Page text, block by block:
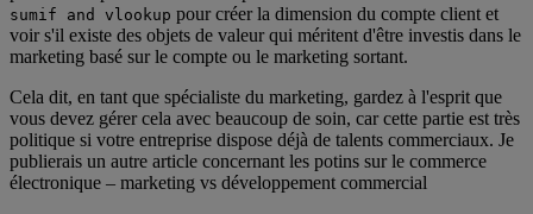
sumif and vlookup pour créer la dimension du compte client et
voir s'il existe des objets de valeur qui méritent d'être investis dans le
marketing basé sur le compte ou le marketing sortant.
Cela dit, en tant que spécialiste du marketing, gardez à l'esprit que
vous devez gérer cela avec beaucoup de soin, car cette partie est très
politique si votre entreprise dispose déjà de talents commerciaux. Je
publierais un autre article concernant les potins sur le commerce
électronique – marketing vs développement commercial